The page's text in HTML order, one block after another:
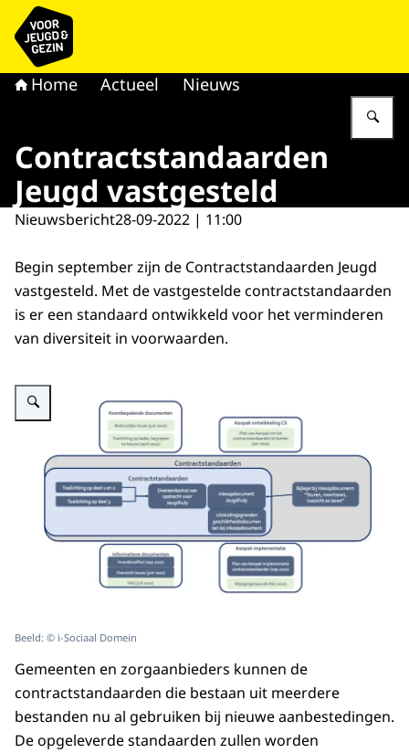
Naar de homepage van voor Jeugd & Gezin
Home Actueel Nieuws
Contractstandaarden
Jeugd vastgesteld
Nieuwsbericht28-09-2022 | 11:00
Begin september zijn de Contractstandaarden Jeugd
vastgesteld. Met de vastgestelde contractstandaarden
is er een standaard ontwikkeld voor het verminderen
van diversiteit in voorwaarden.
Vergroot afbeelding Afbeelding van overzicht contractstandaarden jeugd
Beeld: © i-Sociaal Domein
Gemeenten en zorgaanbieders kunnen de
contractstandaarden die bestaan uit meerdere
bestanden nu al gebruiken bij nieuwe aanbestedingen.
De opgeleverde standaarden zullen worden